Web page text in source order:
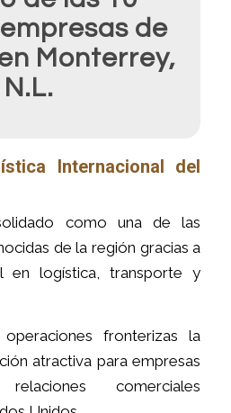
de
Monterrey,
N.L.
Internacional del
como una de las
de la región gracias a
en logística, transporte y
fronterizas la
atractiva para empresas
comerciales